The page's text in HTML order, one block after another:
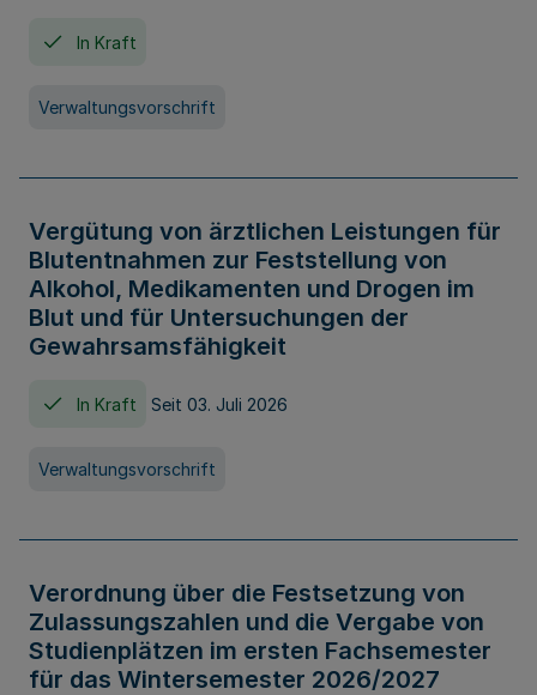
In Kraft
Verwaltungsvorschrift
Vergütung von ärztlichen Leistungen für
Blutentnahmen zur Feststellung von
Alkohol, Medikamenten und Drogen im
Blut und für Untersuchungen der
Gewahrsamsfähigkeit
In Kraft Seit 03. Juli 2026
Verwaltungsvorschrift
Verordnung über die Festsetzung von
Zulassungszahlen und die Vergabe von
Studienplätzen im ersten Fachsemester
für das Wintersemester 2026/2027